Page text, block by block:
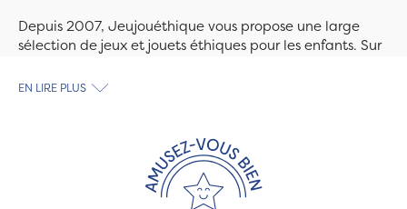
Depuis 2007, Jeujouéthique vous propose une large
sélection de jeux et jouets éthiques pour les enfants. Sur
découvrez le plus grand choix de jouets en bois
les jeux et jouets en bois de qualité et engagés dans le
développement durable. Ils nous fabriquent des jouets
pour les jeunes enfants, des jeux d'éveil, des jeux de
société, des jouets d'imitation, des jeux de plein air, ... et
EN LIRE PLUS